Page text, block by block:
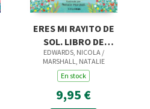
ERES MI RAYITO DE
SOL. LIBRO DE
CARTON CON
TROQUEL
EDWARDS, NICOLA /
MARSHALL, NATALIE
En stock
9,95 €